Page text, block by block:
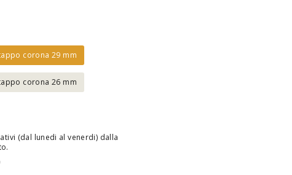
corona 29 mm
corona 26 mm
(dal lunedi al venerdi) dalla